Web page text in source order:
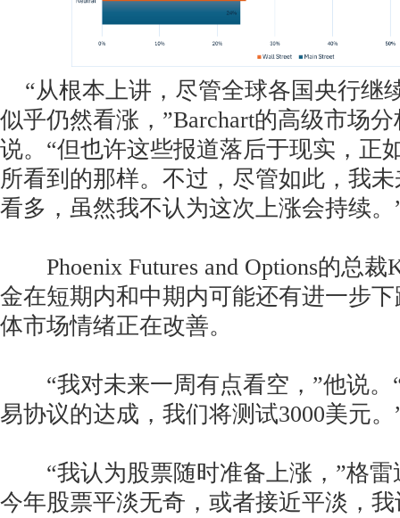
“从根本上讲，尽管全球各国央行继
似乎仍然看涨，”Barchart的高级市场分
说。“但也许这些报道落后于现实，正
所看到的那样。不过，尽管如此，我
看多，虽然我不认为这次上涨会持续。
Phoenix Futures and Options的总裁
金在短期内和中期内可能还有进一步
体市场情绪正在改善。
“我对未来一周有点看空，”他说。
易协议的达成，我们将测试3000美元。
“我认为股票随时准备上涨，”格雷
今年股票平淡无奇，或者接近平淡，